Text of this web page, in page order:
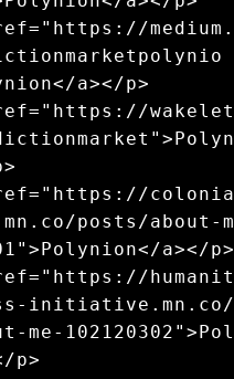
a></p>
posts/about-
a></p>
initiative.mn.co/
me-
p>